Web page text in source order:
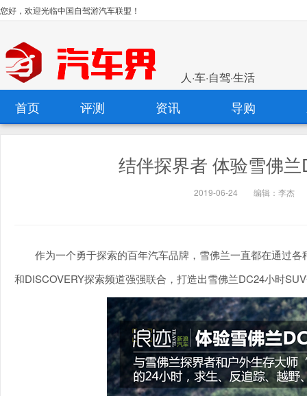
您好，欢迎光临中国自驾游汽车联盟！
人·车·自驾·生活
首页 评测 资讯 导购
结伴探界者 体验雪佛
2019-06-24 编辑：李杰
作为一个勇于探索的百年汽车品牌，雪佛兰一直都在通过
和DISCOVERY探索频道强强联合，打造出雪佛兰DC24小时